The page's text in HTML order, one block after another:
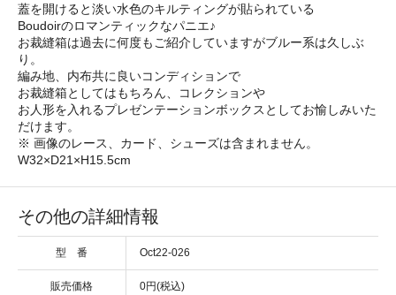
蓋を開けると淡い水色のキルティングが貼られている
Boudoirのロマンティックなパニエ♪
お裁縫箱は過去に何度もご紹介していますがブルー系は久しぶ
り。
編み地、内布共に良いコンディションで
お裁縫箱としてはもちろん、コレクションや
お人形を入れるプレゼンテーションボックスとしてお愉しみいた
だけます。
※ 画像のレース、カード、シューズは含まれません。
W32×D21×H15.5cm
その他の詳細情報
型 番 Oct22-026
販売価格 0円(税込)